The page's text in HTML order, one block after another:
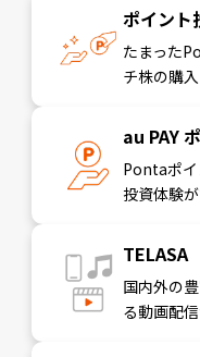
ポイント
たまった
チ株の購
au PAY
Pontaポイ
投資体験
TELASA
国内外の
る動画配